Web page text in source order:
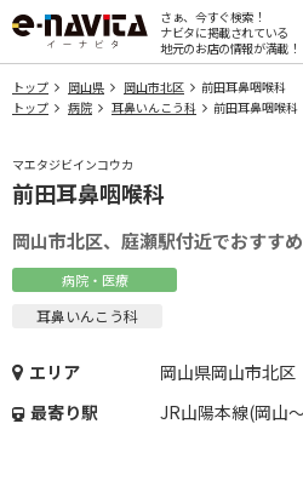
さぁ、今すぐ検索！
ナビタに掲載されている
地元のお店の情報が満載！
トップ 岡山県 岡山市北区
前田耳鼻咽喉科
トップ
病院 耳鼻いんこう科 前田耳鼻咽喉科
マエタジビインコウカ
前田耳鼻咽喉科
岡山市北区、庭瀬駅付近でおすす
病院・医療
耳鼻いんこう科
エリア
岡山県岡山市北区
最寄り駅
JR山陽本線(岡山